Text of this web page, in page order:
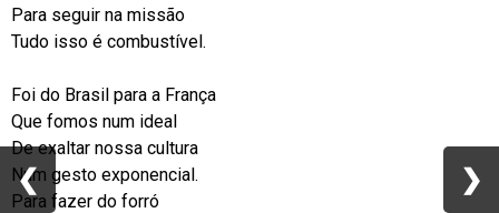
Para seguir na missão
Tudo isso é combustível.
Foi do Brasil para a França
Que fomos num ideal
De exaltar nossa cultura
Num gesto exponencial.
Para fazer do forró
❮ ❯
❮ ❯